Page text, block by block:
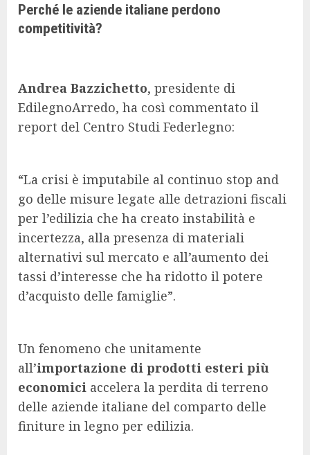
Perché le aziende italiane perdono
competitività?
Andrea Bazzichetto, presidente di
EdilegnoArredo, ha così commentato il
report del Centro Studi Federlegno:
“La crisi è imputabile al continuo stop and
go delle misure legate alle detrazioni fiscali
per l’edilizia che ha creato instabilità e
incertezza, alla presenza di materiali
alternativi sul mercato e all’aumento dei
tassi d’interesse che ha ridotto il potere
d’acquisto delle famiglie”.
Un fenomeno che unitamente
all’importazione di prodotti esteri più
economici accelera la perdita di terreno
delle aziende italiane del comparto delle
finiture in legno per edilizia.